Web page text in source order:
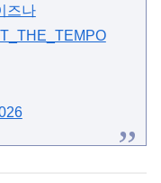
즈나